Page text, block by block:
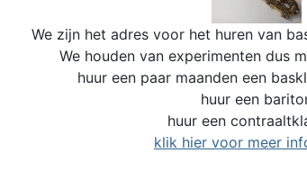
We zijn het adres voor het huren van
We houden van experimenten dus
huur een paar maanden een
huur een
huur een
klik hier voor meer